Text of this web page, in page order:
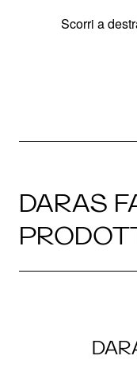
Scorri a
DARAS